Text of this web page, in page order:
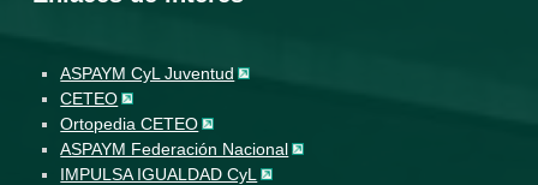
ASPAYM CyL Juventud
CETEO
Ortopedia CETEO
ASPAYM Federación Nacional
IMPULSA IGUALDAD CyL